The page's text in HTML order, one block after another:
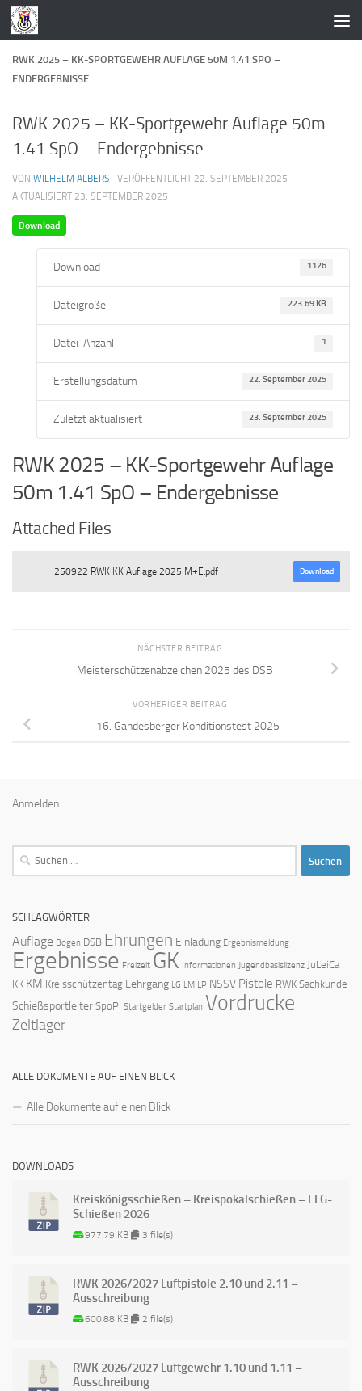
Zum Inhalt springen
RWK 2025 – KK-SPORTGEWEHR AUFLAGE 50M 1.41 SPO –
ENDERGEBNISSE
RWK 2025 – KK-Sportgewehr Auflage 50m
1.41 SpO – Endergebnisse
VON WILHELM ALBERS · VERÖFFENTLICHT 22. SEPTEMBER 2025 ·
AKTUALISIERT 23. SEPTEMBER 2025
Download
Download 1126
Dateigröße 223.69 KB
Datei-Anzahl 1
Erstellungsdatum 22. September 2025
Zuletzt aktualisiert 23. September 2025
RWK 2025 – KK-Sportgewehr Auflage
50m 1.41 SpO – Endergebnisse
Attached Files
250922 RWK KK Auflage 2025 M+E.pdf Download
NÄCHSTER BEITRAG
Meisterschützenabzeichen 2025 des DSB
VORHERIGER BEITRAG
16. Gandesberger Konditionstest 2025
Anmelden
Suchen
SCHLAGWÖRTER
Auflage Bogen DSB Ehrungen Einladung Ergebnismeldung
Ergebnisse Freizeit GK Informationen Jugendbasislizenz JuLeiCa
KK KM Kreisschützentag Lehrgang LG LM LP NSSV Pistole RWK Sachkunde
Schießsportleiter SpoPi Startgelder Startplan Vordrucke
Zeltlager
ALLE DOKUMENTE AUF EINEN BLICK
Alle Dokumente auf einen Blick
DOWNLOADS
Kreiskönigsschießen – Kreispokalschießen – ELG-
Schießen 2026
977.79 KB 3 file(s)
RWK 2026/2027 Luftpistole 2.10 und 2.11 –
Ausschreibung
600.88 KB 2 file(s)
RWK 2026/2027 Luftgewehr 1.10 und 1.11 –
Ausschreibung